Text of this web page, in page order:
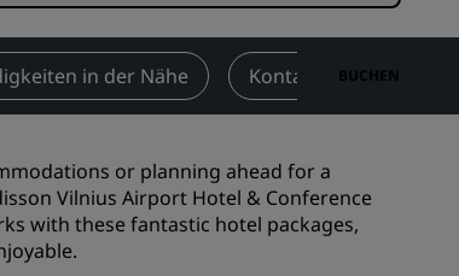
Entdecken Sie Radisson Rewards
Vorteile
So verwenden Sie Punkte
Bookers and Planners
in der Nähe Kontakt BUCHEN
or planning ahead for a
Vilnius Airport Hotel & Conference
with these fantastic hotel packages,